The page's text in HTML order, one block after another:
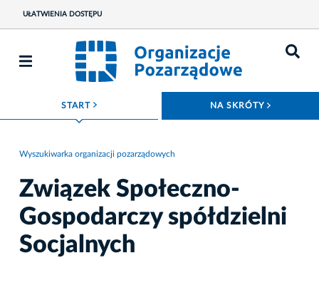
UŁATWIENIA DOSTĘPU
START ROZWIŃ MENU NA SKRÓTY
Wyszukiwarka organizacji pozarządowych
Związek Społeczno-
Gospodarczy spółdzielni
Socjalnych